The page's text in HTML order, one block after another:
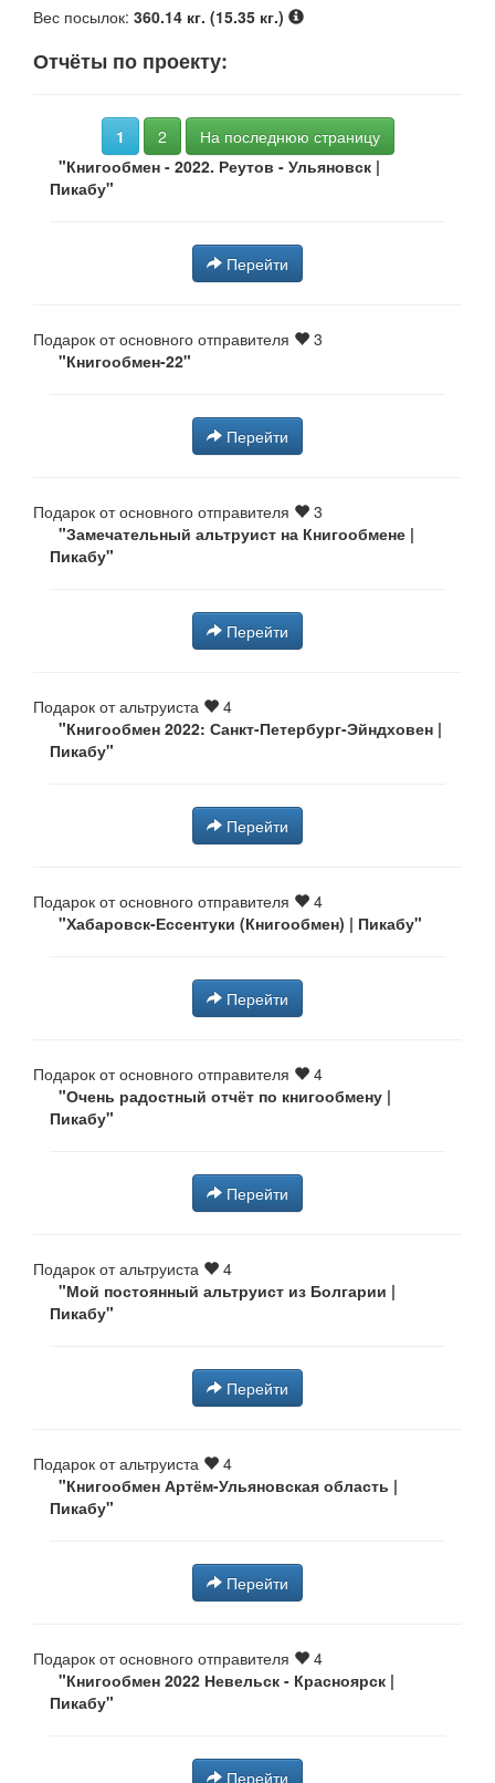
Вес посылок: 360.14 кг. (15.35 кг.)
Отчёты по проекту:
1 2
На последнюю страницу
"Книгообмен - 2022. Реутов - Ульяновск |
Пикабу"
Перейти
Подарок от основного отправителя
3
"Книгообмен-22"
Перейти
Подарок от основного отправителя
3
"Замечательный альтруист на Книгообмене |
Пикабу"
Перейти
Подарок от альтруиста
4
"Книгообмен 2022: Санкт-Петербург-Эйндховен |
Пикабу"
Перейти
Подарок от основного отправителя
4
"Хабаровск-Ессентуки (Книгообмен) | Пикабу"
Перейти
Подарок от основного отправителя
4
"Очень радостный отчёт по книгообмену |
Пикабу"
Перейти
Подарок от альтруиста
4
"Мой постоянный альтруист из Болгарии |
Пикабу"
Перейти
Подарок от альтруиста
4
"Книгообмен Артём-Ульяновская область |
Пикабу"
Перейти
Подарок от основного отправителя
4
"Книгообмен 2022 Невельск - Красноярск |
Пикабу"
Перейти